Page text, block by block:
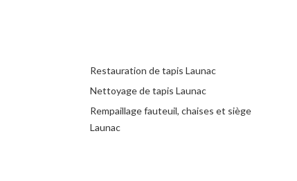
Restauration de tapis Launac
Nettoyage de tapis Launac
Rempaillage fauteuil, chaises et siège
Launac